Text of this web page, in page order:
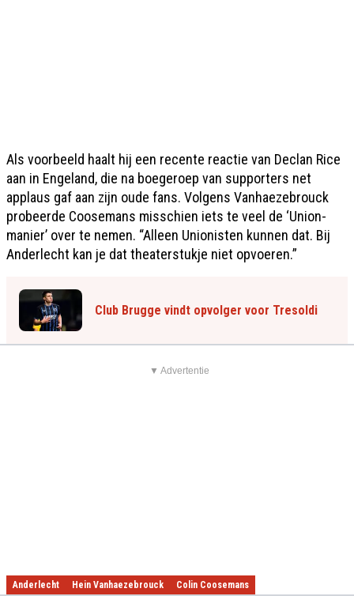
Als voorbeeld haalt hij een recente reactie van Declan Rice
aan in Engeland, die na boegeroep van supporters net
applaus gaf aan zijn oude fans. Volgens Vanhaezebrouck
probeerde Coosemans misschien iets te veel de ‘Union-
manier’ over te nemen. “Alleen Unionisten kunnen dat. Bij
Anderlecht kan je dat theaterstukje niet opvoeren.”
Club Brugge vindt opvolger voor Tresoldi
▼ Advertentie
Anderlecht Hein Vanhaezebrouck Colin Coosemans